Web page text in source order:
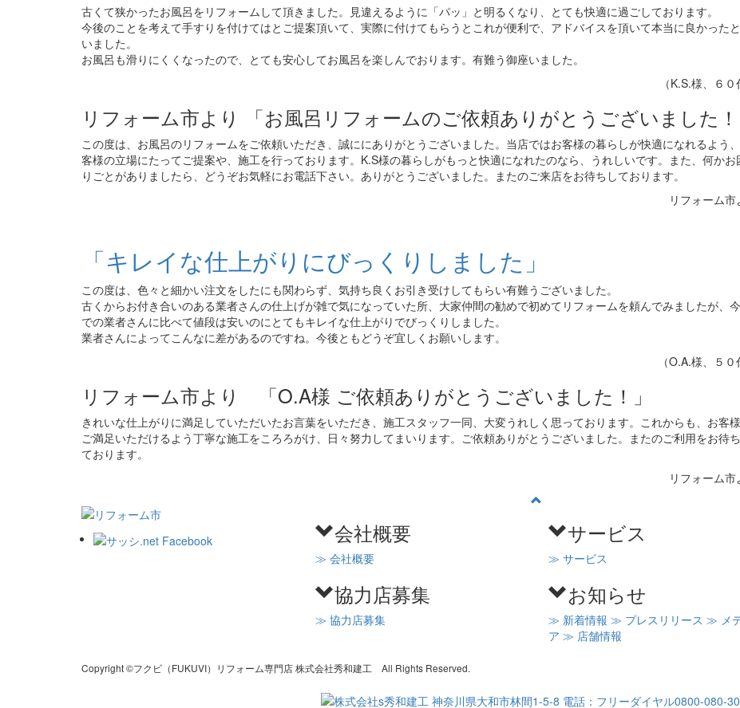
古くて狭かったお風呂をリフォームして頂きました。見違えるように「パッ」と明るくなり、とても快適に過ごしております。
今後のことを考えて手すりを付けてはとご提案頂いて、実際に付けてもらうとこれが便利で、アドバイスを頂いて本当に良かった
いました。
お風呂も滑りにくくなったので、とても安心してお風呂を楽しんでおります。有難う御座いました。
（K.S.様、６０
リフォーム市より 「お風呂リフォームのご依頼ありがとうございました！
この度は、お風呂のリフォームをご依頼いただき、誠ににありがとうございました。当店ではお客様の暮らしが快適になれるよう
客様の立場にたってご提案や、施工を行っております。K.S様の暮らしがもっと快適になれたのなら、うれしいです。また、何かお
りごとがありましたら、どうぞお気軽にお電話下さい。ありがとうございました。またのご来店をお待ちしております。
リフォーム市
「キレイな仕上がりにびっくりしました」
この度は、色々と細かい注文をしたにも関わらず、気持ち良くお引き受けしてもらい有難うございました。
古くからお付き合いのある業者さんの仕上げが雑で気になっていた所、大家仲間の勧めで初めてリフォームを頼んでみましたが、
での業者さんに比べて値段は安いのにとてもキレイな仕上がりでびっくりしました。
業者さんによってこんなに差があるのですね。今後ともどうぞ宜しくお願いします。
（O.A.様、５０
リフォーム市より 「O.A様 ご依頼ありがとうございました！」
きれいな仕上がりに満足していただいたお言葉をいただき、施工スタッフ一同、大変うれしく思っております。これからも、お客
ご満足いただけるよう丁寧な施工をころろがけ、日々努力してまいります。ご依頼ありがとうございました。またのご利用をお待
ております。
リフォーム市
会社概要
≫ 会社概要
協力店募集
≫ 協力店募集
サービス
≫ サービス
お知らせ
≫ 新着情報 ≫ プレスリリース ≫ メ
ア ≫ 店舗情報
Copyright ©フクビ（FUKUVI）リフォーム専門店 株式会社秀和建工 All Rights Reserved.